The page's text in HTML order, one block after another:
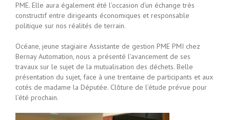
PME. Elle aura également été l’occasion d’un échange très
constructif entre dirigeants économiques et responsable
politique sur nos réalités de terrain.
Océane, jeune stagiaire Assistante de gestion PME PMI chez
Bernay Automation, nous a présenté l’avancement de ses
travaux sur le sujet de la mutualisation des déchets. Belle
présentation du sujet, face à une trentaine de participants et aux
cotés de madame la Députée. Clôture de l’étude prévue pour
l’été prochain.